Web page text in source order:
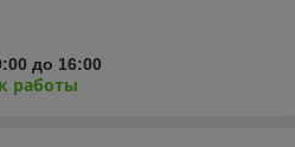
до 16:00
работы